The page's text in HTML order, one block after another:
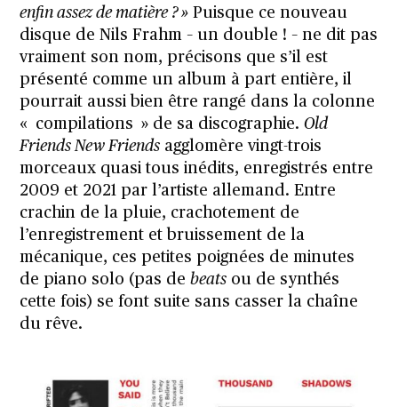
enfin assez de matière ? » Puisque ce nouveau
disque de Nils Frahm – un double ! – ne dit pas
vraiment son nom, précisons que s’il est
présenté comme un album à part entière, il
pourrait aussi bien être rangé dans la colonne
« compilations » de sa discographie.Old
Friends New Friends agglomère vingt-trois
morceaux quasi tous inédits, enregistrés entre
2009 et 2021 par l’artiste allemand. Entre
crachin de la pluie, crachotement de
l’enregistrement et bruissement de la
mécanique, ces petites poignées de minutes
de piano solo (pas debeats ou de synthés
cette fois) se font suite sans casser la chaîne
du rêve.